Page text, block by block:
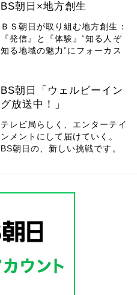
BS朝日×地方創生
ＢＳ朝日が取り組む地方創生：
『発信』と『体験』“知る人ぞ
知る地域の魅力”にフォーカス
BS朝日「ウェルビーイン
グ放送中！」
テレビ局らしく、エンターテイ
ンメントにして届けていく。
BS朝日の、新しい挑戦です。